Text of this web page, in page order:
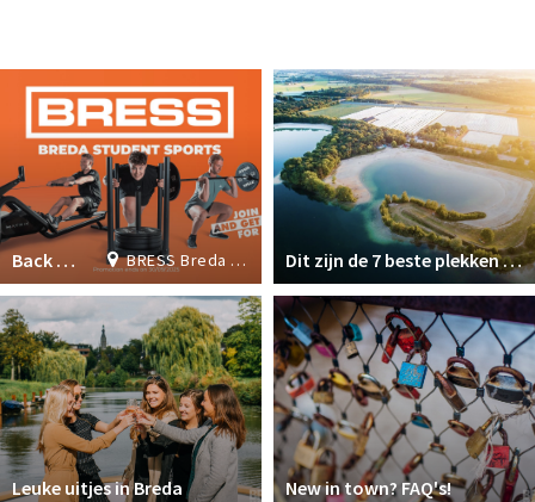
BRESS Breda Student Sports
Back to School Deal: Join now & get 1 month FREE! Dit zijn de 7 beste plekken om te zwemmen in Breda
Leuke uitjes in Breda New in town? FAQ's!